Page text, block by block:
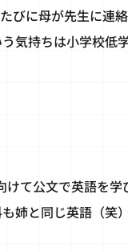
びに母が先生に連
気持ちは小学校低
て公文で英語を学
姉と同じ英語（笑）